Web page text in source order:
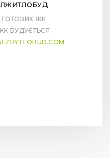
ГОТОВИХ ЖК
БУДУЄТЬСЯ